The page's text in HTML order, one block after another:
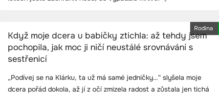
Rodina
Když moje dcera u babičky ztichla: až tehdy jsem
pochopila, jak moc ji ničí neustálé srovnávání s
sestřenicí
„Podívej se na Klárku, ta už má samé jedničky…“ slyšela moje
dcera pořád dokola, až jí z očí zmizela radost a zůstala jen tichá